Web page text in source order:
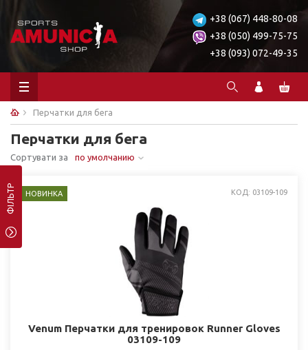
+38 (067) 448-80-08
+38 (050) 499-75-75
+38 (093) 072-49-35
Перчатки для бега
Перчатки для бега
Сортувати за по умолчанию
ФІЛЬТР НОВИНКА КОД: 03109-109
Venum Перчатки для тренировок Runner Gloves
03109-109